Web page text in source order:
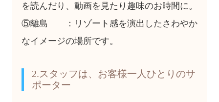
を読んだり、動画を見たり趣味のお時間に。
⑤離島 ：リゾート感を演出したさわやか
なイメージの場所です。
2.スタッフは、お客様一人ひとりのサ
ポーター